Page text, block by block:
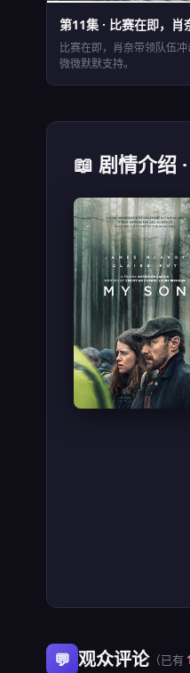
EP11 ⏱ 42分钟
比赛在即，肖奈带领队伍冲
微微默默支持。
📖 剧情介绍
💬 观众评论（已有